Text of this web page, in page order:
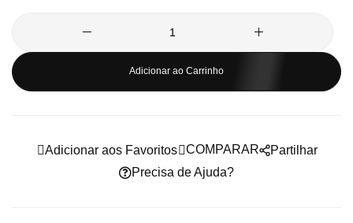
Adicionar ao Carrinho
Adicionar aos Favoritos
COMPARAR
Precisa de Ajuda?
Partilhar